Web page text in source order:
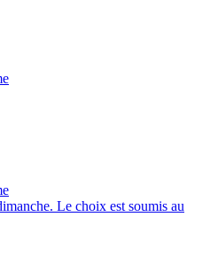
Le choix est soumis au